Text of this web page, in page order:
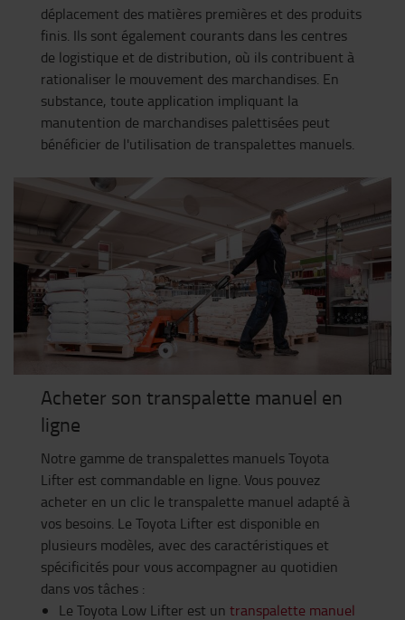
déplacement des matières premières et des produits
finis. Ils sont également courants dans les centres
de logistique et de distribution, où ils contribuent à
rationaliser le mouvement des marchandises. En
substance, toute application impliquant la
manutention de marchandises palettisées peut
bénéficier de l'utilisation de transpalettes manuels.
Acheter son transpalette manuel en
ligne
Notre gamme de transpalettes manuels Toyota
Lifter est commandable en ligne. Vous pouvez
acheter en un clic le transpalette manuel adapté à
vos besoins. Le Toyota Lifter est disponible en
plusieurs modèles, avec des caractéristiques et
spécificités pour vous accompagner au quotidien
dans vos tâches :
Le Toyota Low Lifter est un transpalette manuel